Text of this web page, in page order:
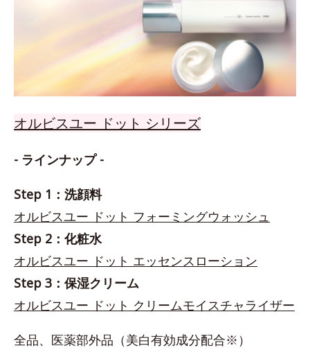
オルビスユー ドット シリーズ
- ラインナップ -
Step 1：洗顔料
オルビスユー ドット フォーミングウォッシュ
Step 2：化粧水
オルビスユー ドット エッセンスローション
Step 3：保湿クリーム
オルビスユー ドット クリームモイスチャライザー
全品、医薬部外品（美白有効成分配合※）